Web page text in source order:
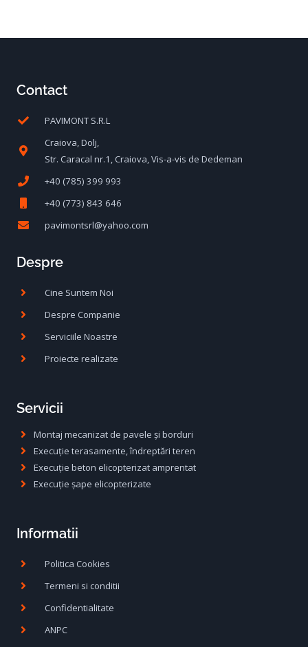
Contact
PAVIMONT S.R.L
Craiova, Dolj,
Str. Caracal nr.1, Craiova, Vis-a-vis de Dedeman
+40 (785) 399 993
+40 (773) 843 646
pavimontsrl@yahoo.com
Despre
Cine Suntem Noi
Despre Companie
Serviciile Noastre
Proiecte realizate
Servicii
Montaj mecanizat de pavele și borduri
Execuție terasamente, îndreptări teren
Execuție beton elicopterizat amprentat
Execuție șape elicopterizate
Informatii
Politica Cookies
Termeni si conditii
Confidentialitate
ANPC